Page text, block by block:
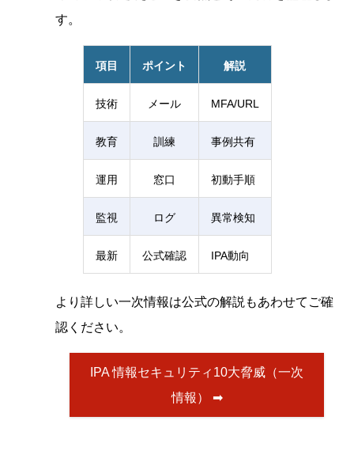
す。
項目 ポイント 解説
技術 メール MFA/URL
教育 訓練 事例共有
運用 窓口 初動手順
監視 ログ 異常検知
最新 公式確認 IPA動向
より詳しい一次情報は公式の解説もあわせてご確
認ください。
IPA 情報セキュリティ10大脅威（一次
情報） ➡